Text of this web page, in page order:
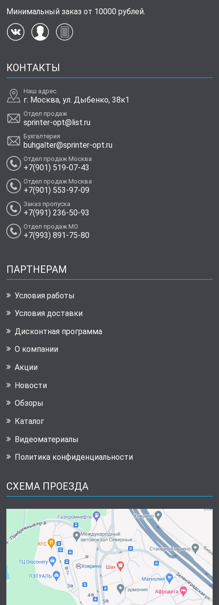
Минимальный заказ от 10000 рублей.
КОНТАКТЫ
Наш адрес
г. Москва, ул. Дыбенко, 38к1
Отдел продаж
sprinter-opt@list.ru
Бухгалтерия
buhgalter@sprinter-opt.ru
Отдел продаж Москва
+7(901) 519-07-43
Отдел продаж Москва
+7(901) 553-97-09
Заказ пропуска
+7(991) 236-50-93
Отдел продаж МО
+7(993) 891-75-80
ПАРТНЕРАМ
Условия работы
Условия доставки
Дисконтная программа
О компании
Акции
Новости
Обзоры
Каталог
Видеоматериалы
Политика конфиденциальности
СХЕМА ПРОЕЗДА